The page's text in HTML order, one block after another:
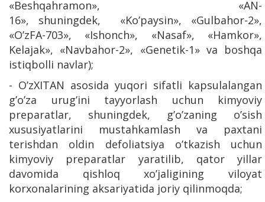
«Beshqahramon», «AN-
16», shuningdek, «Ko’paysin», «Gulbahor-2»,
«O’zFA-703», «Ishonch», «Nasaf», «Hamkor»,
Kelajak», «Navbahor-2», «Genetik-1» va boshqa
istiqbolli navlar);
- O’zXITAN asosida yuqori sifatli kapsulalangan
g’o’za urug’ini tayyorlash uchun kimyoviy
preparatlar, shuningdek, g’o’zaning o’sish
xususiyatlarini mustahkamlash va paxtani
terishdan oldin defoliatsiya o’tkazish uchun
kimyoviy preparatlar yaratilib, qator yillar
davomida qishloq xo’jaligining viloyat
korxonalarining aksariyatida joriy qilinmoqda;